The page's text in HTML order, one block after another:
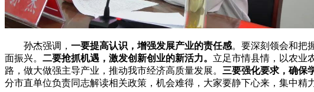
孙杰强调， 一要提高认识，增强发展产业的责任感。要深刻领会和把
面振兴。 二要抢抓机遇，激发创新创业的新活力。 立足市情县情，以农业
路，做大做强主导产业，推动我市经济高质量发展。 三要强化要求，确保
分市直单位负责同志解读相关政策，机会难得，大家要静下心来，集中精